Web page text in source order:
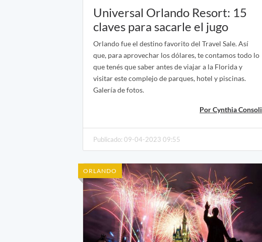
Universal Orlando Resort: 15
claves para sacarle el jugo
Orlando fue el destino favorito del Travel Sale. Así
que, para aprovechar los dólares, te contamos todo lo
que tenés que saber antes de viajar a la Florida y
visitar este complejo de parques, hotel y piscinas.
Galería de fotos.
Por Cynthia Consoli
Publicado: 09-04-2023 09:55
ORLANDO